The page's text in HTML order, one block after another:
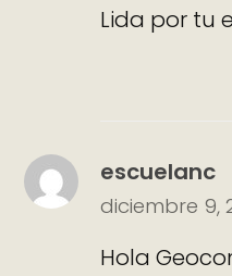
Lida por tu
escuelanc
diciembre 9,
Hola